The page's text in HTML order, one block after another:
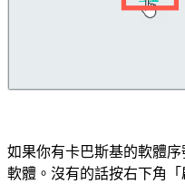
如果你有卡巴斯基的軟體
軟體。沒有的話按右下角